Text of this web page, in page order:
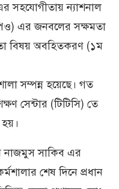
সহযোগীতায় ন্যাশনাল
এর জনবলের সক্ষমতা
বিষয় অবহিতকরণ (১ম
সম্পন্ন হয়েছে। গত
সেন্টার (টিটিসি) তে
নাজমুস সাকিব এর
শেষ দিনে প্রধান